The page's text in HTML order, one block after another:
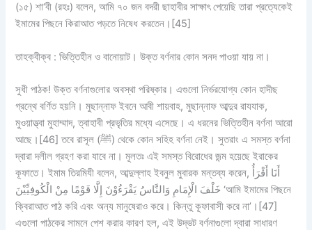
(১৫) শা‘বী (রহঃ) বলেন, আমি ৭০ জন বদরী ছাহাবীর সাক্ষাৎ পেয়েছি তারা প্রত্যেকেই
ইমামের পিছনে কিরাআত পড়তে নিষেধ করতেন।[45]
তাহক্বীক্ব :ভিত্তিহীন ও বানোয়াট। উক্ত বর্ণনার কোন সনদ পাওয়া যায় না।
সুধী পাঠক! উক্ত বর্ণনাগুলোর অবস্থা পরিষ্কার। এগুলো নির্ভরযোগ্য কোন হাদীছ
গ্রন্থে বর্ণিত হয়নি। মুছান্নাফ ইবনে আবী শায়বাহ, মুছান্নাফ আব্দুর রাযযাক,
মুওয়াত্ত্বা মুহাম্মাদ, ত্বাহাবী প্রভৃতির মধ্যে এসেছে। এ ধরনের ভিত্তিহীন বর্ণনা আরো
আছে।[46] তবে রাসূল (ﷺ) থেকে কোন সহিহ বর্ণনা নেই। সুতরাং এ সমস্ত বর্ণনা
দ্বারা দলীল গ্রহণ করা যাবে না। মূলতঃ এই সমস্ত বিরোধের জন্ম হয়েছে ইরাকের
কূফাতে। ইমাম তিরমিযী বলেন, আব্দুল্লাহ ইবনুল মুবারক মন্তব্য করেন, أَنَا أَقْرَأُ
خَلْفَ الْإِمَامِ وَالنَّاسُ يَقْرَءُوْنَ إِلَّا قَوْمًا مِنْ الْكُوفِيِّيْنَ ‘আমি ইমামের পিছনে
ক্বিরাআত পাঠ করি এবং অন্য মানুষেরাও করে। কিন্তু কূফাবাসী করে না’।[47]
এগুলো পাঠকের সামনে পেশ করার কারণ হল, এই উদ্ভট বর্ণনাগুলো দ্বারা সাধারণ